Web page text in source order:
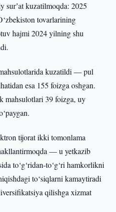
surʼat kuzatilmoqda: 2025
tovarlarining
hajmi 2024 yilning shu
kuzatildi — pul
esa 155 foizga oshgan.
mahsulotlari 39 foizga, uy
tijorat ikki tomonlama
— u yetkazib
to‘g‘ridan-to‘g‘ri hamkorlikni
to‘siqlarni kamaytiradi
qilishga xizmat